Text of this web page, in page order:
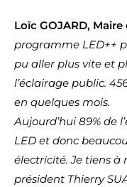
Loïc GOJARD,
programme LED++
pu aller plus vite et
l’éclairage public.
en quelques mois.
Aujourd’hui 89% de
LED et donc
électricité. Je tiens à
président Thierry